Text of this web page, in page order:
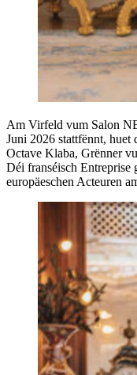
Am Virfeld vum Salon
Juni 2026 stattfënnt, huet
Octave Klaba, Grënner
Déi franséisch Entreprise
europäeschen Acteuren